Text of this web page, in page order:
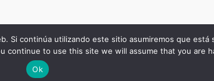
Si continúa utilizando este sitio asumiremos que
continue to use this site we will assume that you are
Ok